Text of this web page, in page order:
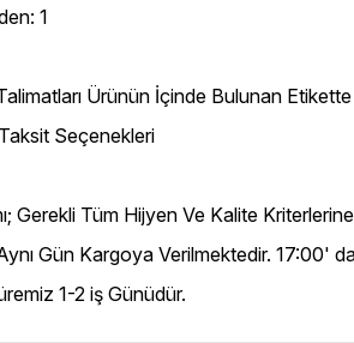
1
Ürünün İçinde Bulunan
Seçenekleri
Gerekli Tüm Hijyen Ve Kalite
Gün Kargoya Verilmektedir. 17:00'
1-2 iş Günüdür.